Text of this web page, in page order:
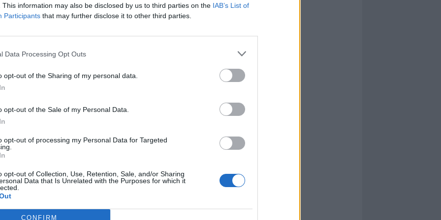
This information may also be disclosed by us to third parties on the IAB’s List of
Participants that may further disclose it to other third parties.
Data Processing Opt Outs
opt-out of the Sharing of my personal data.
opt-out of the Sale of my Personal Data.
opt-out of processing my Personal Data for Targeted
opt-out of Collection, Use, Retention, Sale, and/or Sharing
Data that Is Unrelated with the Purposes for which it
CONFIRM
che mette d'accrodo la maggioranza.
numeri mentono perché la partita del
di là del suo esito ultra maggioritario
i partiti, non li ha messi gli uni
C'era una faglia che attraversava tutti i
al loro interno in due fazioni, una favore
presidente della Repubblica, e l'altra
come la tettonica a zolle, il Parlamento è
al proprio interno da questa frattura che
il presidente Mattarella ha risolto" è il
giornalista.